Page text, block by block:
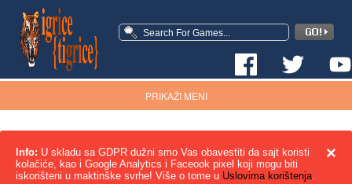
PRIKAŽI MENI
×
Info: U skladu sa GDPR dužni smo Vas obavestiti da sajt koristi
kolačiće, kao i Google Analytics i Faceook pixel koji mogu biti
iskorišteni u maktinške svrhe! Više o tome u Uslovima korištenja.